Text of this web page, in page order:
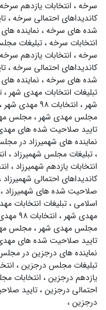
سرخه، انتخابات یازدهم سرخه
کاندیداهای احتمالی سرخه،
شده های سرخه، نماینده
انتخابات سرخه،تبلیغات
سرخه، انتخابات یازدهم سرخه
کاندیداهای احتمالی سرخه،
شده های سرخه، نماینده
تبلیغات انتخابات مهدی شهر ،
شهر ، انتخابات ۹۸ مهدی شهر ،
مجلس مهدی شهر ،مجلس
تایید صلاحیت شده های
نماینده های شهمیرزاد در
،تبلیغات مجلس شهمیرزاد،
انتخابات یازدهم شهمیرزاد،
کاندیداهای احتمالی شهمیرزاد
صلاحیت شده های شهمیرزاد،
اسلامی،تبلیغات انتخابات
مهدی شهر ، انتخابات ۹۸ مهدی شهر
مجلس مهدی شهر ،مجلس
تایید صلاحیت شده های
نماینده های درجزین در
تبلیغات مجلس درجزین،
یازدهم درجزین، انتخابات
احتمالی درجزین،تایید
درجزین،